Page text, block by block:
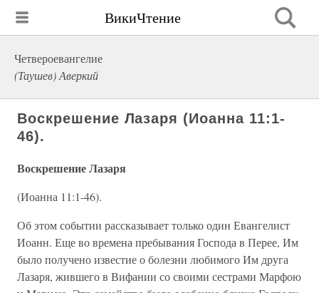
ВикиЧтение
Четвероевангелие
(Таушев) Аверкий
Воскрешение Лазаря (Иоанна 11:1-
46).
Воскрешение Лазаря
(Иоанна 11:1-46).
Об этом событии рассказывает только один Евангелист
Иоанн. Еще во времена пребывания Господа в Перее, Им
было получено известие о болезни любимого Им друга
Лазаря, жившего в Вифании со своими сестрами Марфою